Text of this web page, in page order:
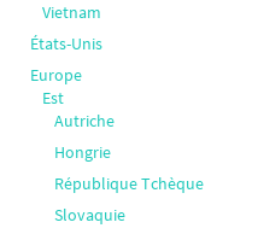
Vietnam
États-Unis
Europe
Est
Autriche
Hongrie
République Tchèque
Slovaquie